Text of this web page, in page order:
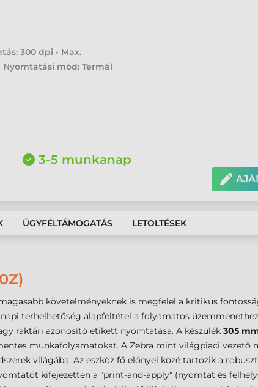
300 dpi • Max.
Nyomtatási mód: Termál
3-5 munkanap
ÜGYFÉLTÁMOGATÁS LETÖLTÉSEK
követelményeknek is megfelel a kritikus
napi terhelhetőség alapfeltétel a folyamatos
raktári azonosító etikett nyomtatása. A készülék 305
munkafolyamatokat. A Zebra mint világpiaci vezető
világába. Az eszköz fő előnyei közé tartozik a
kifejezetten a "print-and-apply" (nyomtat és